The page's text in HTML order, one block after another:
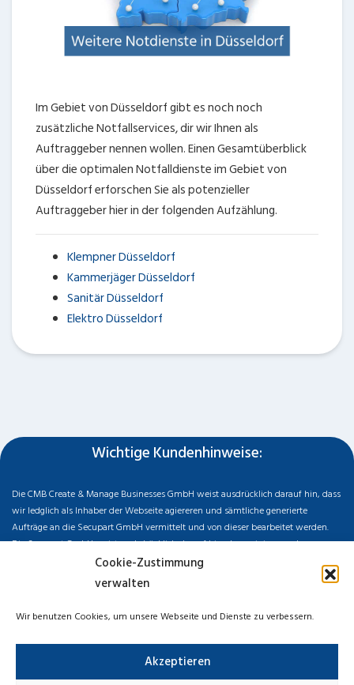
Cookie-Zustimmung
verwalten
Wir benutzen Cookies, um unsere Webseite und Dienste zu verbessern.
Akzeptieren
Im Gebiet von Düsseldorf gibt es noch noch
zusätzliche Notfallservices, dir wir Ihnen als
Auftraggeber nennen wollen. Einen Gesamtüberblick
über die optimalen Notfalldienste im Gebiet von
Düsseldorf erforschen Sie als potenzieller
Auftraggeber hier in der folgenden Aufzählung.
Klempner Düsseldorf
Kammerjäger Düsseldorf
Sanitär Düsseldorf
Elektro Düsseldorf
Wichtige Kundenhinweise:
Die CMB Create & Manage Businesses GmbH weist ausdrücklich darauf hin, dass
wir ledglich als Inhaber der Webseite agiereren und sämtliche generierte
Aufträge an die Secupart GmbH vermittelt und von dieser bearbeitet werden.
Die Secupart GmbH weist nachdrücklich darauf hin, dass wir in manchen
Ortschaften keine Zweigstelle haben, sondern die gewünschten Services als
mobiler Dienstleister zu unserem fairen Ortstarif bieten. Neben eigenen
zusammen, an die wir den Auftrag dann weiter vermitteln. Im Falle eines
der Fremdfirmen haften. Haftungsansprüche sind direkt gegenüber der
Kooperationsfirma vor Ort zu stellen und nicht an uns zu richten. Entnehmen Sie
die Daten und die Preise des Partners bitte dem Auftragsformular, welches Sie